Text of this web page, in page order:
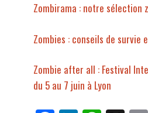
Zombirama : notre sélection
Zombies : conseils de survie
Zombie after all : Festival
du 5 au 7 juin à Lyon